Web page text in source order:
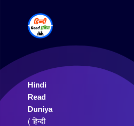
Hindi
Read
Duniya
( हिन्दी